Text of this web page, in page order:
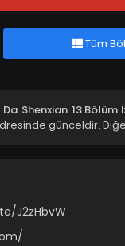
Tüm
Shenxian 13.Bölüm
günceldir.
J2zHbvW